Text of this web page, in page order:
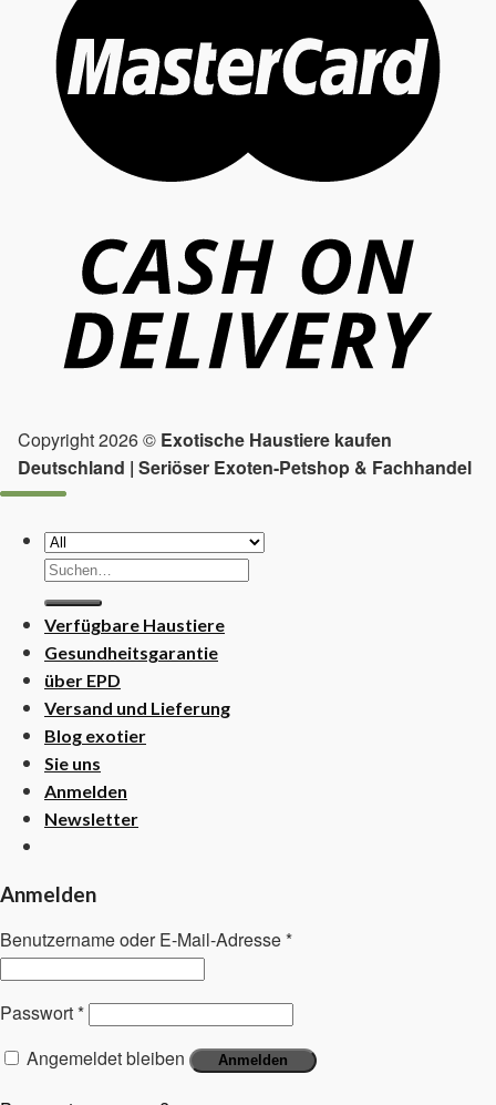
Copyright 2026 © Exotische Haustiere kaufen
Deutschland | Seriöser Exoten-Petshop & Fachhandel
Suchen
nach:
Verfügbare Haustiere
Gesundheitsgarantie
über EPD
Versand und Lieferung
Blog exotier
Sie uns
Anmelden
Newsletter
Anmelden
Benutzername oder E-Mail-Adresse*
Passwort*
Angemeldet bleiben
Anmelden